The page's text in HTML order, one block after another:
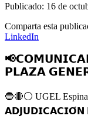
Publicado: 16 de
Comparta esta
LinkedIn
𝗣𝗟𝗔𝗭𝗔
🔵🔴⚪️ UGEL